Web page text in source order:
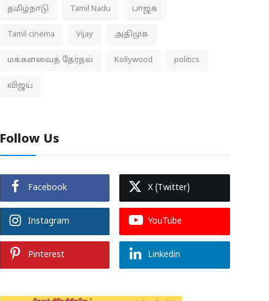
தமிழ்நாடு Tamil Nadu பாஜக
Tamil cinema Vijay அதிமுக
மக்களவைத் தேர்தல் Kollywood politics
விஜய்
Follow Us
Facebook X (Twitter)
Instagram YouTube
Pinterest Linkedin